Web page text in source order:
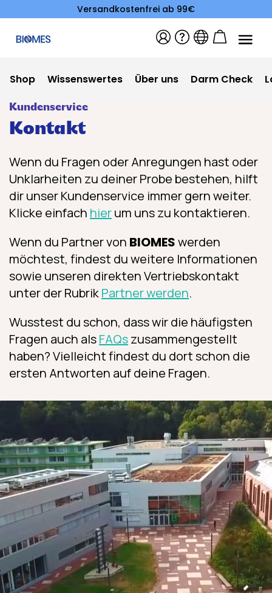
Versandkostenfrei ab 99€
Shop Wissenswertes Über uns Darm Check
Kundenservice
Kontakt
Wenn du Fragen oder Anregungen hast oder
Unklarheiten zu deiner Probe bestehen, hilft
dir unser Kundenservice immer gern weiter.
Klicke einfach hierum uns zu kontaktieren.
Wenn du Partner von BIOMESwerden
möchtest, findest du weitere Informationen
sowie unseren direkten Vertriebskontakt
unter der RubrikPartner werden.
Wusstest du schon, dass wir die häufigsten
Fragen auch alsFAQszusammengestellt
haben? Vielleicht findest du dort schon die
ersten Antworten auf deine Fragen.